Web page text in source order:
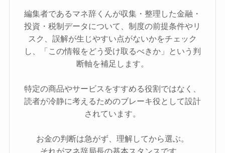
編集者であるマネ辞くんが収集・整理した金融・
投資・税制データについて、制度の前提条件やリ
スク、誤解が生じやすい点がないかをチェック
し、「この情報をどう受け取るべきか」という判
断軸を補足します。
特定の商品やサービスをすすめる役割ではなく、
読者が冷静に考えるためのブレーキ役として設計
されています。
お金の判断は急がず、理解してから選ぶ。